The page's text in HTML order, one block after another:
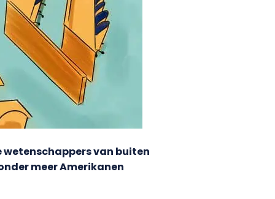
van buiten
meer Amerikanen